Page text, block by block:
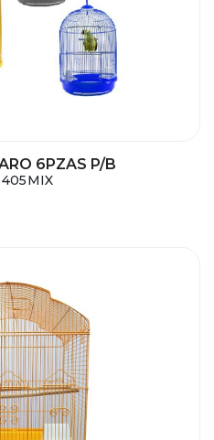
6PZAS P/B
405MIX